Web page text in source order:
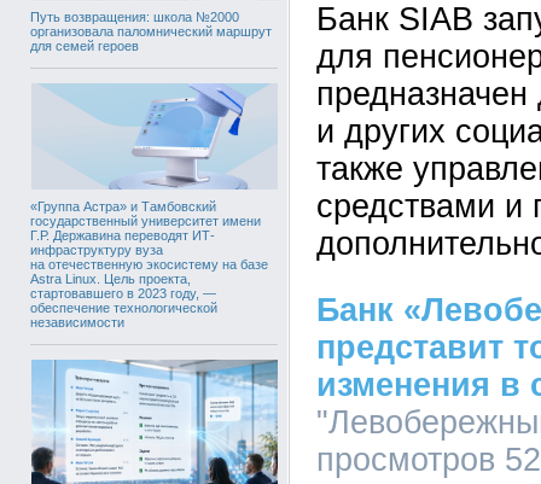
Путь возвращения: школа №2000
организовала паломнический маршрут
для семей героев
«Группа Астра» и Тамбовский
государственный университет имени
Г.Р. Державина переводят ИТ-
инфраструктуру вуза
на отечественную экосистему на базе
Astra Linux. Цель проекта,
стартовавшего в 2023 году, —
обеспечение технологической
независимости
Банк SIAB
для
и других
также
средствами и
Банк
представит
изменения
просмотров